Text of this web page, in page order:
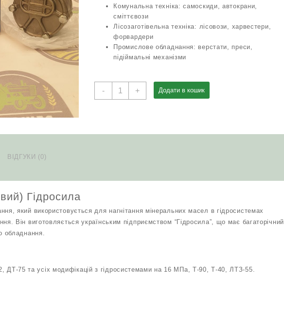
Комунальна техніка: самоскиди, автокрани,
сміттєвози
Лісозаготівельна техніка: лісовози, харвестери,
форвардери
Промислове обладнання: верстати, преси,
підіймальні механізми
-
Насос
+ Додати в кошик
ВІДГУКИ (0)
Гідросила
який використовується для нагнітання мінеральних масел в гідросистемах
Він виготовляється українським підприємством “Гідросила”, що має багаторічний
обладнання.
75 та усіх модифікацій з гідросистемами на 16 МПа, Т-90, Т-40, ЛТЗ-55.